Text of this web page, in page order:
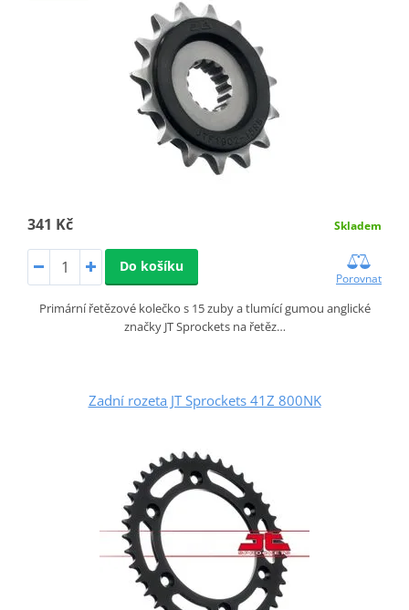
341 Kč Skladem
Do košíku
Porovnat
Primární řetězové kolečko s 15 zuby a tlumící gumou anglické
značky JT Sprockets na řetěz…
Zadní rozeta JT Sprockets 41Z 800NK